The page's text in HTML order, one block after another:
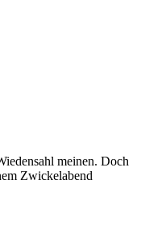
meinen. Doch
Zwickelabend